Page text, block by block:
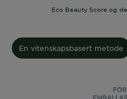
Eco Beauty Score og
En vitenskapsbasert metode